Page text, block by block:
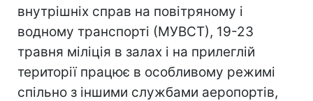
внутрішніх справ на повітряному і
водному транспорті (МУВСТ), 19-23
травня міліція в залах і на прилеглій
території працює в особливому режимі
спільно з іншими службами аеропортів,